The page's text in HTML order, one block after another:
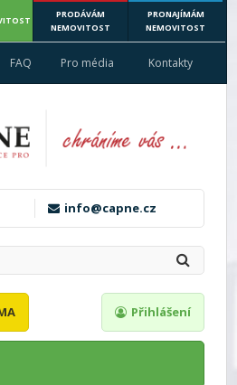
PRODÁVÁM
NEMOVITOST
PRONAJÍMÁM
NEMOVITOST
FAQ Pro média Kontakty
info@capne.cz
Přihlášení